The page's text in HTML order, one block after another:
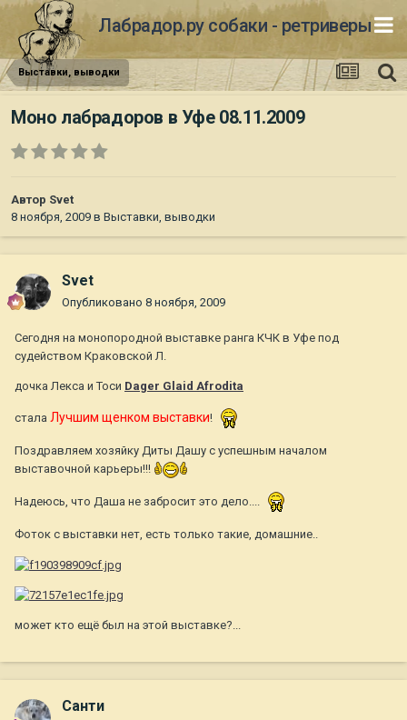
Лабрадор.ру собаки - ретриверы
Выставки, выводки
Моно лабрадоров в Уфе 08.11.2009
Автор Svet
8 ноября, 2009 в Выставки, выводки
Svet
Опубликовано 8 ноября, 2009
Сегодня на монопородной выставке ранга КЧК в Уфе под
судейством Краковской Л.
дочка Лекса и Тоси Dager Glaid Afrodita
стала Лучшим щенком выставки!
Поздравляем хозяйку Диты Дашу с успешным началом
выставочной карьеры!!!
Надеюсь, что Даша не забросит это дело....
Фоток с выставки нет, есть только такие, домашние..
может кто ещё был на этой выставке?...
Санти